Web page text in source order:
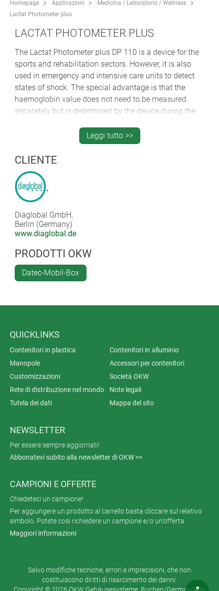
Homepage Applicazioni
Medicina / Laboratorio / Wellness
Lactat Photometer plus
LACTAT PHOTOMETER PLUS
The Lactat Photometer plus DP 110 is a device for the
sports and rehabilitation sectors. However, it is also
used in emergency and intensive care units to detect
states of shock. The special advantage is that the
haemoglobin value does not need to be measured
separately but is determined by the device during the
display. In addition, the parameter of glucose, which is
important in sports medicine, can be determined using
the device.
Leggi tutto >>
CLIENTE
Diaglobal GmbH,
Berlin (Germany)
www.diaglobal.de
PRODOTTI OKW
Datec-Mobil-Box
QUICKLINKS
Contenitori in plastica
Contenitori in alluminio
Manopole
Accessori per contenitori
Customizzazioni
Società OKW
Rete di distribuzione nel mondo
Note legali
Tutela dei dati
Mappa del sito
NEWSLETTER
Per essere sempre aggiornati!
Abbonatevi subito alla newsletter di OKW >>
CAMPIONI E OFFERTE
Chiedeteci un campione!
Per aggiungere un prodotto al carrello basta cliccare sul relativo
simbolo. Potete così richiedere un campione e/o un'offerta.
Maggiori informazioni
Salvo modifiche tecniche, errori e imprecisioni, che non
costituiscono diritti di risarcimento dei danni.
Copyright © 2026 OKW Gehäusesysteme, Buchen/Germania. In